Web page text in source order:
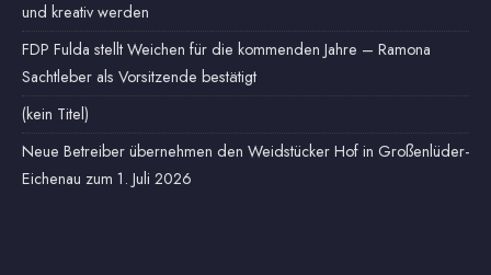
und kreativ werden
FDP Fulda stellt Weichen für die kommenden Jahre – Ramona
Sachtleber als Vorsitzende bestätigt
(kein Titel)
Neue Betreiber übernehmen den Weidstücker Hof in Großenlüder-
Eichenau zum 1. Juli 2026